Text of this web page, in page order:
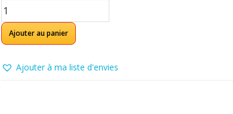
quantité
de
CORT
CEC5NATNATURAL
Ajouter au panier
Ajouter à ma liste d'envies